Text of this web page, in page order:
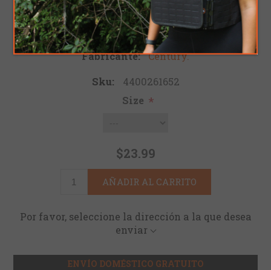
Sea el primero en revisar este producto
Fabricante:
Century.
Sku:
4400261652
Size *
$23.99
AÑADIR AL CARRITO
Por favor, seleccione la dirección a la que desea
enviar
ENVÍO DOMÉSTICO GRATUITO